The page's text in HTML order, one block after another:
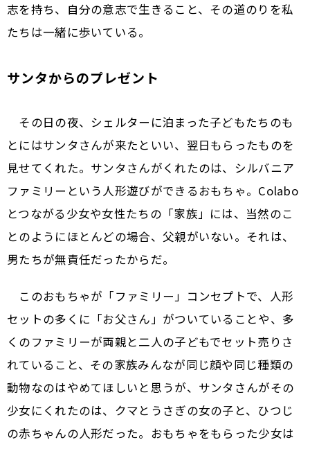
志を持ち、自分の意志で生きること、その道のりを私
たちは一緒に歩いている。
サンタからのプレゼント
その日の夜、シェルターに泊まった子どもたちのも
とにはサンタさんが来たといい、翌日もらったものを
見せてくれた。サンタさんがくれたのは、シルバニア
ファミリーという人形遊びができるおもちゃ。Colabo
とつながる少女や女性たちの「家族」には、当然のこ
とのようにほとんどの場合、父親がいない。それは、
男たちが無責任だったからだ。
このおもちゃが「ファミリー」コンセプトで、人形
セットの多くに「お父さん」がついていることや、多
くのファミリーが両親と二人の子どもでセット売りさ
れていること、その家族みんなが同じ顔や同じ種類の
動物なのはやめてほしいと思うが、サンタさんがその
少女にくれたのは、クマとうさぎの女の子と、ひつじ
の赤ちゃんの人形だった。おもちゃをもらった少女は